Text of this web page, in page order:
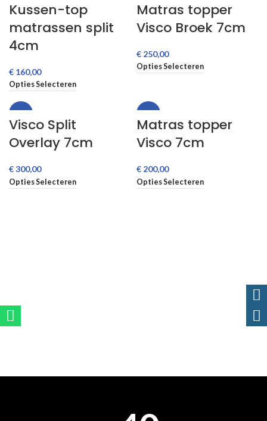
Kussen-top
matrassen split
4cm
€
Opties Selecteren
Matras topper
Visco Broek 7cm
€
Opties Selecteren
Visco Split
Overlay 7cm
€
Opties Selecteren
Matras topper
Visco 7cm
€
Opties Selecteren